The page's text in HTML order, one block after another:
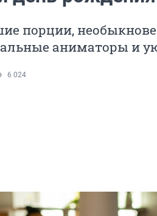
порции,
аниматоры и
6 024